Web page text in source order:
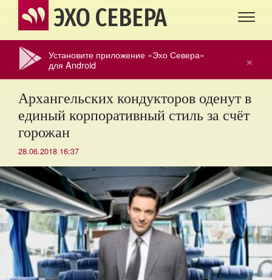
ЭХО СЕВЕРА
×
Установите приложение «Эхо Севера»
для Android
Архангельских кондукторов оденут в
единый корпоративный стиль за счёт
горожан
28.06.2018 16:37